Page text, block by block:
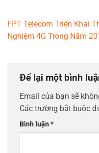
FPT Telecom Triển Khai
Nghiệm 4G Trong Năm
Để lại một bình
Email của bạn sẽ
Các trường bắt buộc
Bình luận*